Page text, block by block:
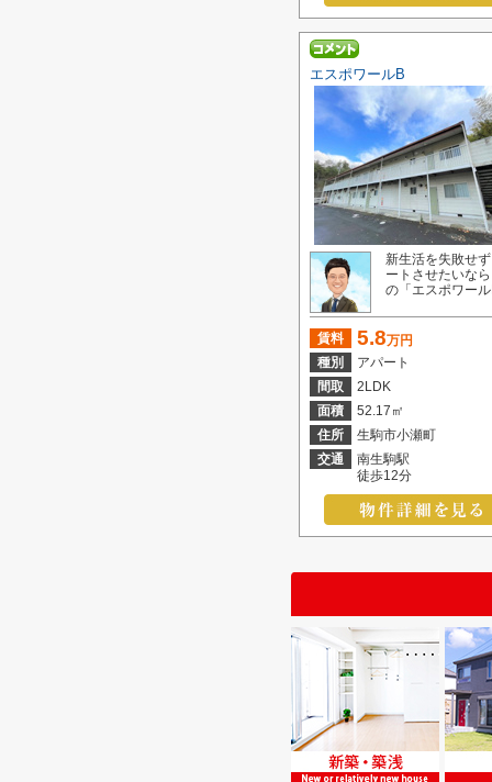
エスポワールB
新生活を失敗せ
ートさせたいな
の「エスポワー
賃料 5.8万円
種別
アパート
間取
2LDK
面積
52.17㎡
住所
生駒市小瀬町
交通
南生駒駅
徒歩12分